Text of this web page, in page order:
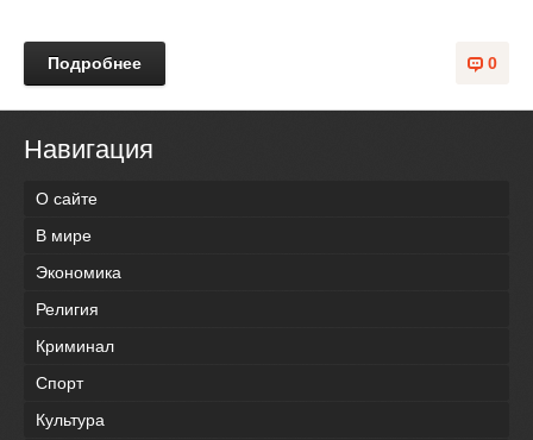
0
Подробнее
Навигация
О сайте
В мире
Экономика
Религия
Криминал
Спорт
Культура